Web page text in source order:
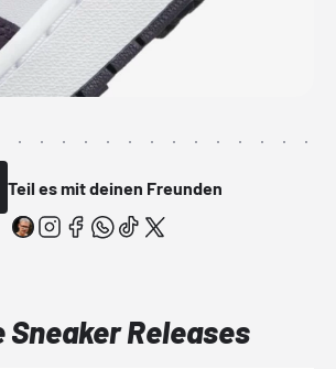
Teil es mit deinen Freunden
Releases